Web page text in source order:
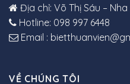
Địa chỉ: Võ Thị Sáu –
Hotline: 098 997 6448
Email :
VỀ CHÚNG TÔI